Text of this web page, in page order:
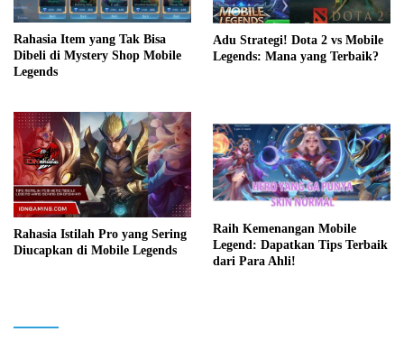
Rahasia Item yang Tak Bisa
Dibeli di Mystery Shop Mobile
Legends
Adu Strategi! Dota 2 vs Mobile
Legends: Mana yang Terbaik?
Rahasia Istilah Pro yang Sering
Diucapkan di Mobile Legends
Raih Kemenangan Mobile
Legend: Dapatkan Tips Terbaik
dari Para Ahli!